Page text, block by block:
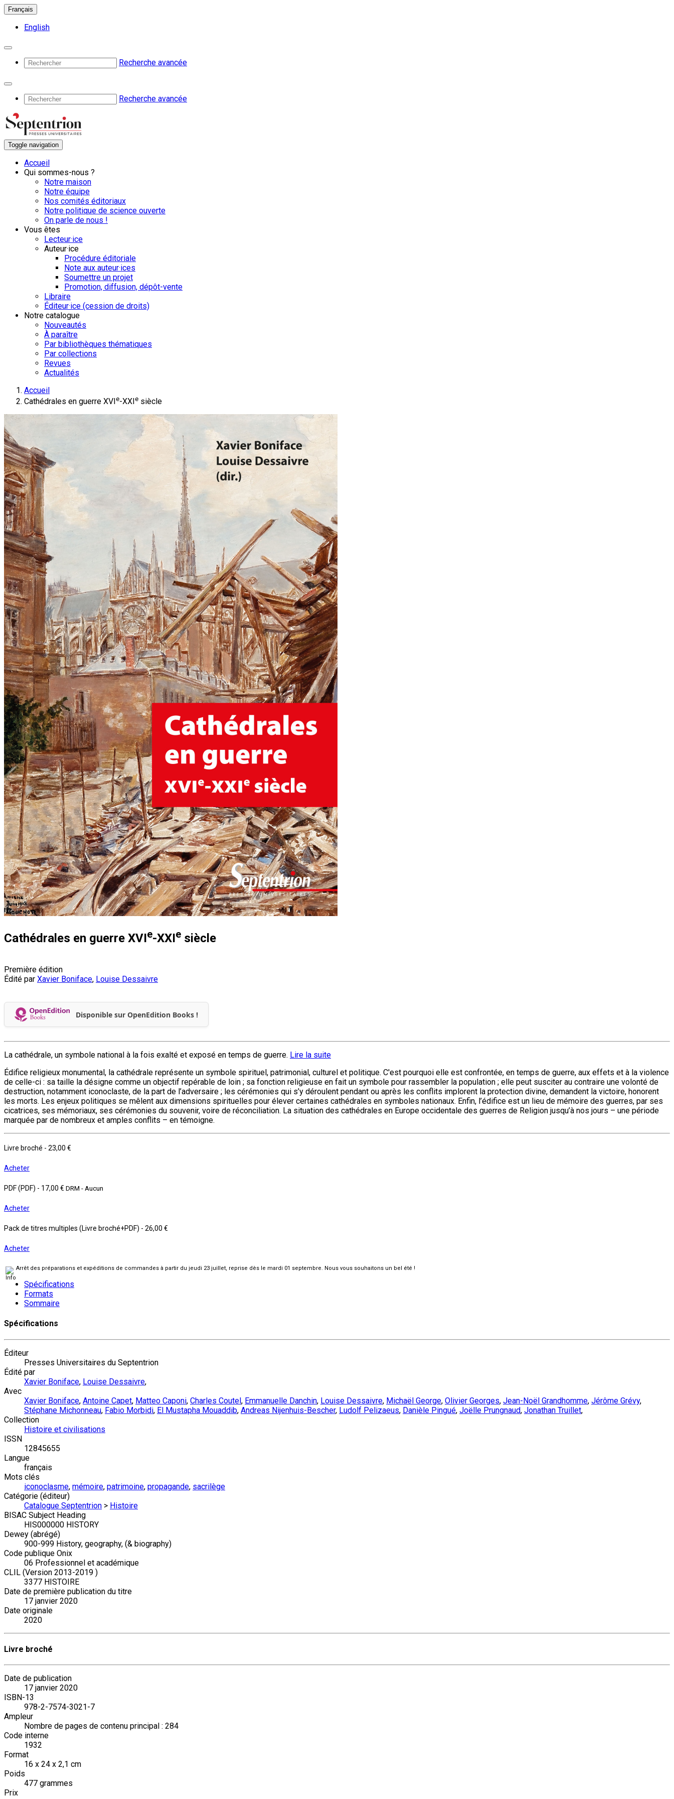
Français
English
Recherche avancée
Recherche avancée
Toggle navigation
Accueil
Qui sommes-nous ?
Notre maison
Notre équipe
Nos comités éditoriaux
Notre politique de science ouverte
On parle de nous !
Vous êtes
Lecteur·ice
Auteur·ice
Procédure éditoriale
Note aux auteur·ices
Soumettre un projet
Promotion, diffusion, dépôt-vente
Libraire
Éditeur·ice (cession de droits)
Notre catalogue
Nouveautés
À paraître
Par bibliothèques thématiques
Par collections
Revues
Actualités
Accueil
Cathédrales en guerre XVI e-XXI e siècle
Cathédrales en guerre XVIe-XXIe siècle
Première édition
Édité par Xavier Boniface, Louise Dessaivre
Disponible sur OpenEdition Books !
La cathédrale, un symbole national à la fois exalté et exposé en temps de guerre. Lire la suite
Édifice religieux monumental, la cathédrale représente un symbole spirituel, patrimonial, culturel et politique. C'est pourquoi elle est confrontée, en temps de guerre, aux effets et à la violence
de celle-ci : sa taille la désigne comme un objectif repérable de loin ; sa fonction religieuse en fait un symbole pour rassembler la population ; elle peut susciter au contraire une volonté de
destruction, notamment iconoclaste, de la part de l’adversaire ; les cérémonies qui s’y déroulent pendant ou après les conflits implorent la protection divine, demandent la victoire, honorent
les morts. Les enjeux politiques se mêlent aux dimensions spirituelles pour élever certaines cathédrales en symboles nationaux. Enfin, l’édifice est un lieu de mémoire des guerres, par ses
cicatrices, ses mémoriaux, ses cérémonies du souvenir, voire de réconciliation. La situation des cathédrales en Europe occidentale des guerres de Religion jusqu’à nos jours – une période
marquée par de nombreux et amples conflits – en témoigne.
Livre broché - 23,00 €
Acheter
PDF (PDF) - 17,00 € DRM - Aucun
Acheter
Pack de titres multiples (Livre broché+PDF) - 26,00 €
Acheter
Arrêt des préparations et expéditions de commandes à partir du jeudi 23 juillet, reprise dès le mardi 01 septembre. Nous vous souhaitons un bel été !
Spécifications
Formats
Sommaire
Spécifications
Éditeur
Presses Universitaires du Septentrion
Édité par
Xavier Boniface, Louise Dessaivre,
Avec
Xavier Boniface, Antoine Capet, Matteo Caponi, Charles Coutel, Emmanuelle Danchin, Louise Dessaivre, Michaël George, Olivier Georges, Jean-Noël Grandhomme, Jérôme Grévy,
Stéphane Michonneau, Fabio Morbidi, El Mustapha Mouaddib, Andreas Nijenhuis-Bescher, Ludolf Pelizaeus, Danièle Pingué, Joëlle Prungnaud, Jonathan Truillet,
Collection
Histoire et civilisations
ISSN
12845655
Langue
français
Mots clés
iconoclasme, mémoire, patrimoine, propagande, sacrilège
Catégorie (éditeur)
Catalogue Septentrion > Histoire
BISAC Subject Heading
HIS000000 HISTORY
Dewey (abrégé)
900-999 History, geography, (& biography)
Code publique Onix
06 Professionnel et académique
CLIL (Version 2013-2019 )
3377 HISTOIRE
Date de première publication du titre
17 janvier 2020
Date originale
2020
Livre broché
Date de publication
17 janvier 2020
ISBN-13
978-2-7574-3021-7
Ampleur
Nombre de pages de contenu principal : 284
Code interne
1932
Format
16 x 24 x 2,1 cm
Poids
477 grammes
Prix